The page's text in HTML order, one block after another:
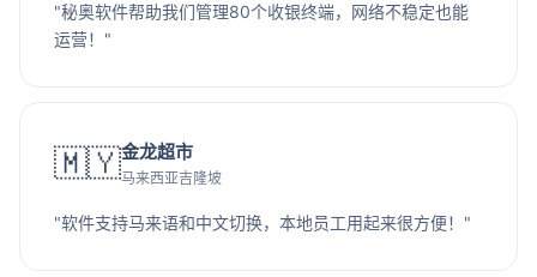
"秘奥软件帮助我们管理80个收银终端，网络不稳定也能
运营！"
🇲🇾金龙超市
马来西亚吉隆坡
"软件支持马来语和中文切换，本地员工用起来很方便！"